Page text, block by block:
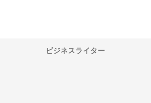
ビジネスライター